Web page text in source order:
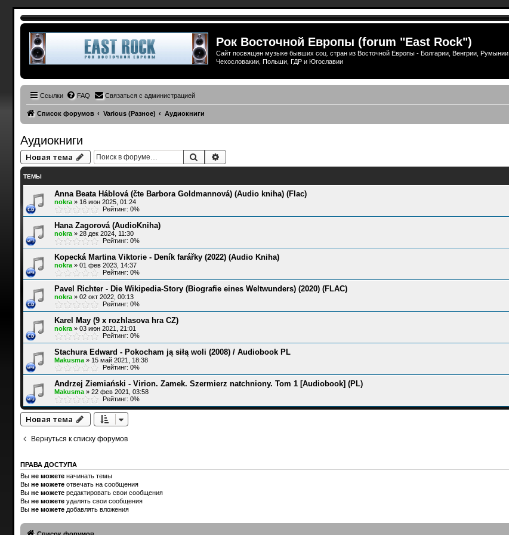
Рок Восточной Европы (forum "East Rock")
Сайт посвящен музыке бывших соц. стран из Восточной Европы - Болгарии, Венгрии, Румынии,
Чехословакии, Польши, ГДР и Югославии
Ссылки FAQ Связаться с администрацией
Список форумов Various (Разное) Аудиокниги
Аудиокниги
Новая тема Поиск
ТЕМЫ
Anna Beata Háblová (čte Barbora Goldmannová) (Audio kniha) (Flac)
nokra» 16 июн 2025, 01:24
Рейтинг: 0%
Hana Zagorová (AudioKniha)
nokra» 28 дек 2024, 11:30
Рейтинг: 0%
Kopecká Martina Viktorie - Deník farářky (2022) (Audio Kniha)
nokra» 01 фев 2023, 14:37
Рейтинг: 0%
Pavel Richter - Die Wikipedia-Story (Biografie eines Weltwunders) (2020) (FLAC)
nokra» 02 окт 2022, 00:13
Рейтинг: 0%
Karel May (9 x rozhlasova hra CZ)
nokra» 03 июн 2021, 21:01
Рейтинг: 0%
Stachura Edward - Pokocham ją siłą woli (2008) / Audiobook PL
Makusma» 15 май 2021, 18:38
Рейтинг: 0%
Andrzej Ziemiański - Virion. Zamek. Szermierz natchniony. Tom 1 [Audiobook] (PL)
Makusma» 22 фев 2021, 03:58
Рейтинг: 0%
Новая тема
Вернуться к списку форумов
ПРАВА ДОСТУПА
Вы не можетеначинать темы
Вы не можетеотвечать на сообщения
Вы не можетередактировать свои сообщения
Вы не можетеудалять свои сообщения
Вы не можетедобавлять вложения